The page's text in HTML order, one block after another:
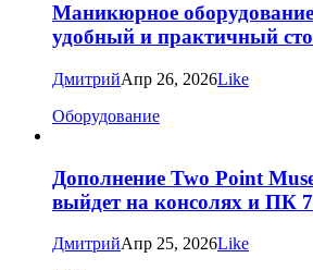
Маникюрное
удобный и практичный
ДмитрийАпр 26, 2026Like
Оборудование
Дополнение Two Point
выйдет на консолях и ПК
ДмитрийАпр 25, 2026Like